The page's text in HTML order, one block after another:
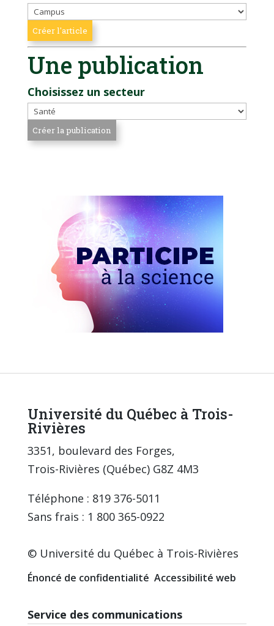
Une publication
Choisissez un secteur
Université du Québec à Trois-
Rivières
3351, boulevard des Forges,
Trois-Rivières (Québec) G8Z 4M3
Téléphone : 819 376-5011
Sans frais : 1 800 365-0922
© Université du Québec à Trois-Rivières
Énoncé de confidentialité Accessibilité web
Service des communications